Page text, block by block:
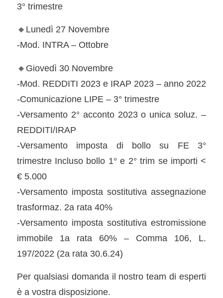
3° trimestre
🔸Lunedì 27 Novembre
-Mod. INTRA – Ottobre
🔸Giovedì 30 Novembre
-Mod. REDDITI 2023 e IRAP 2023 – anno 2022
-Comunicazione LIPE – 3° trimestre
-Versamento 2° acconto 2023 o unica soluz. –
REDDITI/IRAP
-Versamento imposta di bollo su FE 3°
trimestre Incluso bollo 1° e 2° trim se importi <
€ 5.000
-Versamento imposta sostitutiva assegnazione
trasformaz. 2a rata 40%
-Versamento imposta sostitutiva estromissione
immobile 1a rata 60% – Comma 106, L.
197/2022 (2a rata 30.6.24)
Per qualsiasi domanda il nostro team di esperti
è a vostra disposizione.